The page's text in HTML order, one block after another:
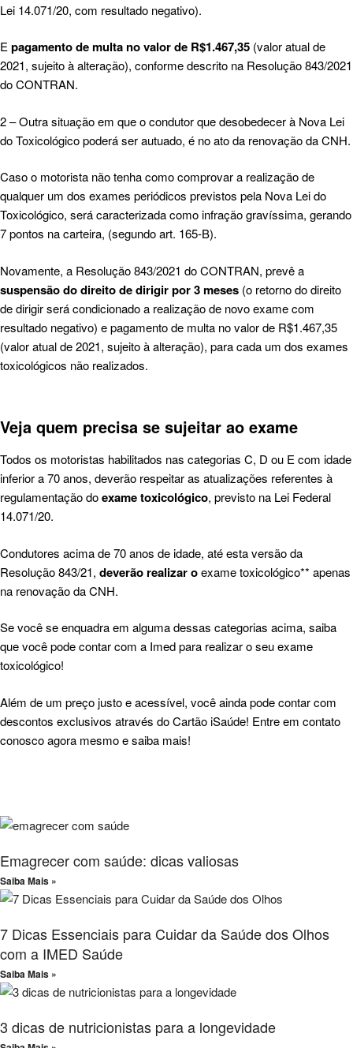
Lei 14.071/20, com resultado negativo).
E pagamento de multa no valor de R$1.467,35 (valor atual de
2021, sujeito à alteração), conforme descrito na Resolução 843/2021
do CONTRAN.
2 – Outra situação em que o condutor que desobedecer à Nova Lei
do Toxicológico poderá ser autuado, é no ato da renovação da CNH.
Caso o motorista não tenha como comprovar a realização de
qualquer um dos exames periódicos previstos pela Nova Lei do
Toxicológico, será caracterizada como infração gravíssima, gerando
7 pontos na carteira, (segundo art. 165-B).
Novamente, a Resolução 843/2021 do CONTRAN, prevê a
suspensão do direito de dirigir por 3 meses (o retorno do direito
de dirigir será condicionado a realização de novo exame com
resultado negativo) e pagamento de multa no valor de R$1.467,35
(valor atual de 2021, sujeito à alteração), para cada um dos exames
toxicológicos não realizados.
Veja quem precisa se sujeitar ao exame
Todos os motoristas habilitados nas categorias C, D ou E com idade
inferior a 70 anos, deverão respeitar as atualizações referentes à
regulamentação doexame toxicológico, previsto na Lei Federal
14.071/20.
Condutores acima de 70 anos de idade, até esta versão da
Resolução 843/21, deverão realizar oexame toxicológico** apenas
na renovação da CNH.
Se você se enquadra em alguma dessas categorias acima, saiba
que você pode contar com a Imedpara realizar o seu exame
toxicológico!
Além de um preço justo e acessível, você ainda pode contar com
descontos exclusivos através doCartão iSaúde! Entre em contato
conosco agora mesmo e saiba mais!
Emagrecer com saúde: dicas valiosas
Saiba Mais »
7 Dicas Essenciais para Cuidar da Saúde dos Olhos
com a IMED Saúde
Saiba Mais »
3 dicas de nutricionistas para a longevidade